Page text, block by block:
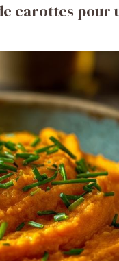
carottes pour